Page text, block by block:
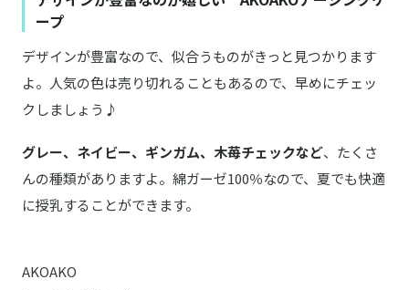
ープ
デザインが豊富なので、似合うものがきっと見つかります
よ。人気の色は売り切れることもあるので、早めにチェッ
クしましょう♪
グレー、ネイビー、ギンガム、木苺チェックなど、たくさ
んの種類がありますよ。綿ガーゼ100％なので、夏でも快適
に授乳することができます。
AKOAKO